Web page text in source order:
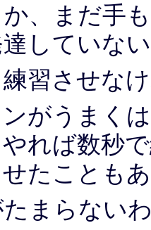
、まだ手
していな
習させな
がうまく
れば数秒
たことも
まらない